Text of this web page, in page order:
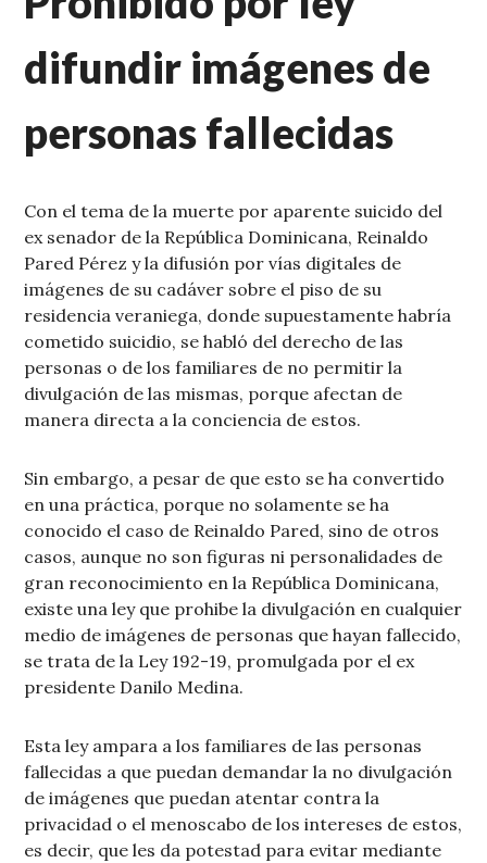
difundir imágenes de
personas fallecidas
Con el tema de la muerte por aparente suicido del
ex senador de la República Dominicana, Reinaldo
Pared Pérez y la difusión por vías digitales de
imágenes de su cadáver sobre el piso de su
residencia veraniega, donde supuestamente habría
cometido suicidio, se habló del derecho de las
personas o de los familiares de no permitir la
divulgación de las mismas, porque afectan de
manera directa a la conciencia de estos.
Sin embargo, a pesar de que esto se ha convertido
en una práctica, porque no solamente se ha
conocido el caso de Reinaldo Pared, sino de otros
casos, aunque no son figuras ni personalidades de
gran reconocimiento en la República Dominicana,
existe una ley que prohibe la divulgación en cualquier
medio de imágenes de personas que hayan fallecido,
se trata de la Ley 192-19, promulgada por el ex
presidente Danilo Medina.
Esta ley ampara a los familiares de las personas
fallecidas a que puedan demandar la no divulgación
de imágenes que puedan atentar contra la
privacidad o el menoscabo de los intereses de estos,
es decir, que les da potestad para evitar mediante